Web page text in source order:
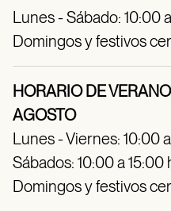
Lunes - Sábado: 10:00
Domingos y festivos
HORARIO DE
AGOSTO
Lunes - Viernes: 10:00
Sábados: 10:00 a 15:00
Domingos y festivos